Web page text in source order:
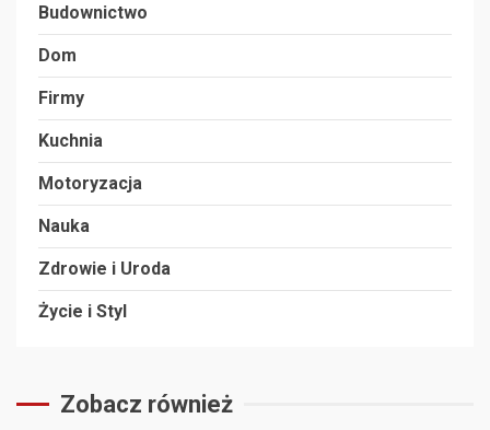
Budownictwo
Dom
Firmy
Kuchnia
Motoryzacja
Nauka
Zdrowie i Uroda
Życie i Styl
Zobacz również